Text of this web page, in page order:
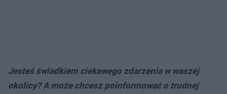
Jesteś świadkiem ciekawego zdarzenia w waszej
okolicy? A może chcesz poinformować o trudnej